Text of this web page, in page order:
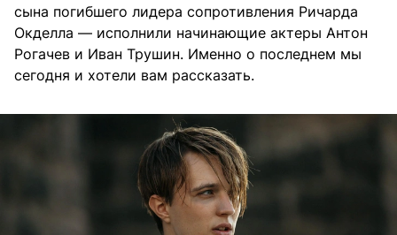
сына погибшего лидера сопротивления Ричарда
Окделла — исполнили начинающие актеры Антон
Рогачев и Иван Трушин. Именно о последнем мы
сегодня и хотели вам рассказать.